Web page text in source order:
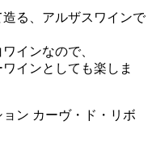
る、アルザスワインで
インなので、
インとしても楽しま